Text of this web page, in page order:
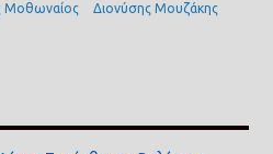
Μοθωναίος
Διονύσης Μουζάκης